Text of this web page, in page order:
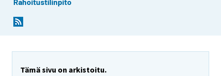
Tämä sivu on arkistoitu.